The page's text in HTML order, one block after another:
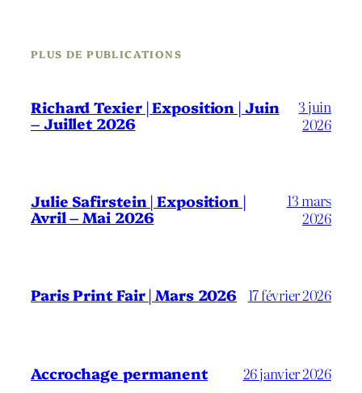
PLUS DE PUBLICATIONS
Richard Texier | Exposition | Juin
– Juillet 2026
3 juin
2026
Julie Safirstein | Exposition |
Avril – Mai 2026
13 mars
2026
Paris Print Fair | Mars 2026 17 février 2026
Accrochage permanent 26 janvier 2026